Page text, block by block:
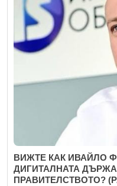
ВИЖТЕ КАК ИВАЙЛО
ДИГИТАЛНАТА
ПРАВИТЕЛСТВОТО?